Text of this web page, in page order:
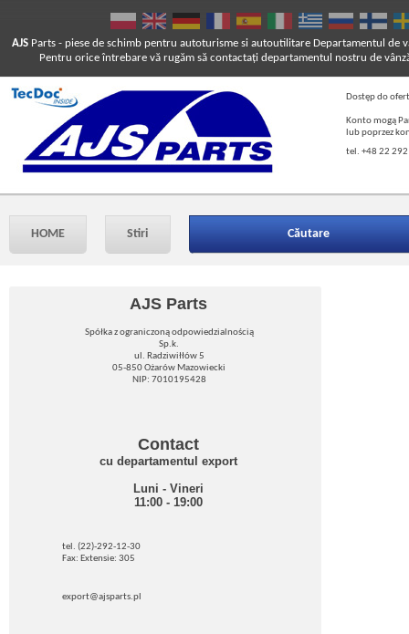
AJS Parts - piese de schimb pentru autoturisme si autoutilitare
Pentru orice întrebare vă rugăm să contactaţi departamentul nostru de
Departamentul de
Dostęp do
Konto mogą
lub poprzez
tel. +48 22
HOME Stiri Căutare
AJS Parts
Spółka z ograniczoną odpowiedzialnością
Sp.k.
ul. Radziwiłłów 5
05-850 Ożarów Mazowiecki
NIP: 7010195428
Contact
cu departamentul export
Luni - Vineri
11:00 - 19:00
tel. (22)-292-12-30
Fax: Extensie: 305
export@ajsparts.pl